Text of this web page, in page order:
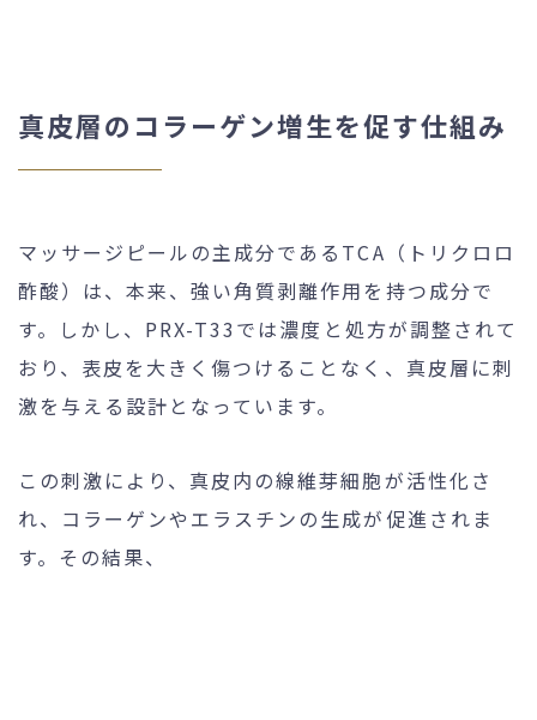
真皮層のコラーゲン増生を促す仕組み
マッサージピールの主成分であるTCA（トリクロロ
酢酸）は、本来、強い角質剥離作用を持つ成分で
す。しかし、PRX-T33では濃度と処方が調整されて
おり、表皮を大きく傷つけることなく、真皮層に刺
激を与える設計となっています。
この刺激により、真皮内の線維芽細胞が活性化さ
れ、コラーゲンやエラスチンの生成が促進されま
す。その結果、